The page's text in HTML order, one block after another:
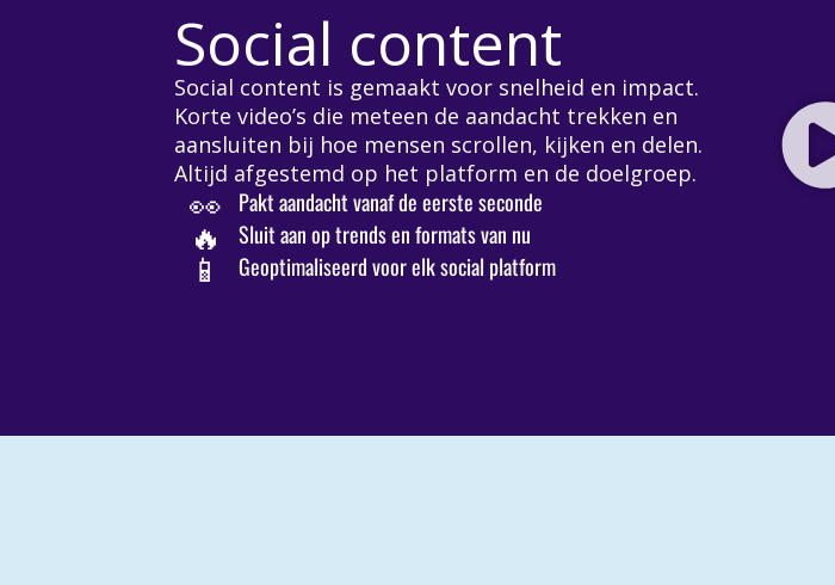
Social content
Social content is gemaakt voor snelheid en impact.
Korte video’s die meteen de aandacht trekken en
aansluiten bij hoe mensen scrollen, kijken en delen.
Altijd afgestemd op het platform en de doelgroep.
👀 Pakt aandacht vanaf de eerste seconde
🔥 Sluit aan op trends en formats van nu
📱 Geoptimaliseerd voor elk social platform